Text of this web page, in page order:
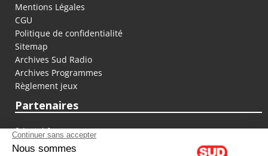
Mentions Légales
CGU
Politique de confidentialité
Sitemap
Archives Sud Radio
Archives Programmes
Règlement jeux
Partenaires
fiducial.fr
lyoncapitale.fr